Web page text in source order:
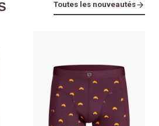
Toutes les nouveautés